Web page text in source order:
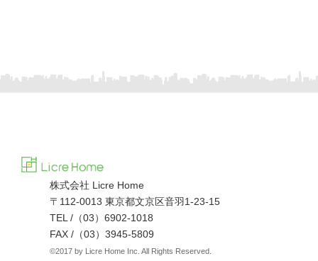
株式会社 Licre Home
〒112-0013 東京都文京区音羽1-23-15
TEL /（03）6902‐1018
FAX /（03）3945‐5809
©2017 by Licre Home Inc. All Rights Reserved.